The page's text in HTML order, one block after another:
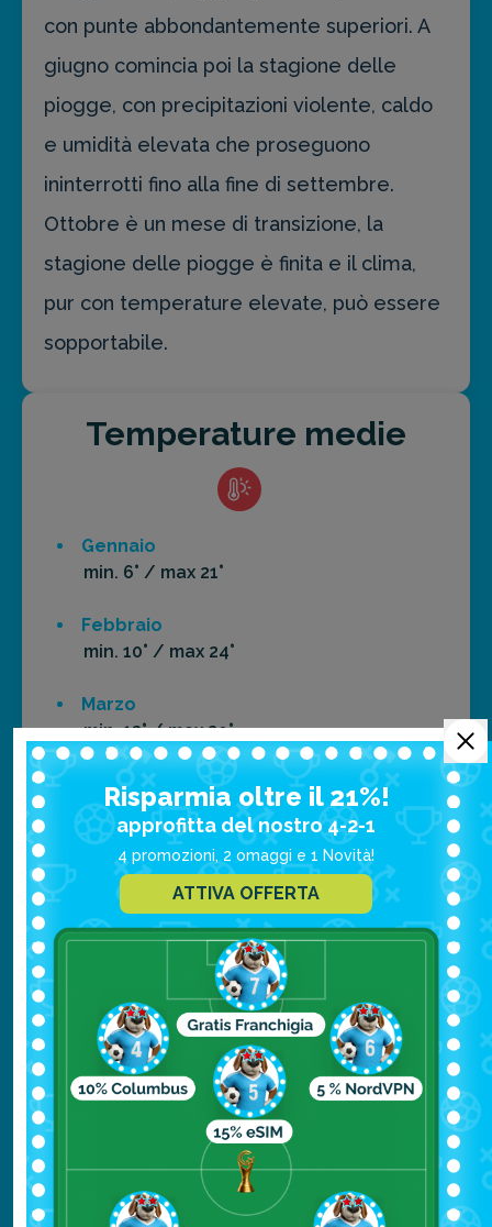
con punte abbondantemente superiori. A
giugno comincia poi la stagione delle
piogge, con precipitazioni violente, caldo
e umidità elevata che proseguono
ininterrotti fino alla fine di settembre.
Ottobre è un mese di transizione, la
stagione delle piogge è finita e il clima,
pur con temperature elevate, può essere
sopportabile.
Temperature medie
Gennaio
min. 6° / max 21°
Febbraio
min. 10° / max 24°
Marzo
min. 13° / max 29°
Aprile
min. 20° / max 35°
Maggio
min. 25° / max 40°
Giugno
min. 28° / max 39°
Luglio
min. 27° / max 35°
Agosto
min. 27° / max 34°
min. 24° / max 34°
Risparmia oltre il 21%!
approfitta del nostro 4-2-1
4 promozioni, 2 omaggi e 1 Novità!
ATTIVA OFFERTA